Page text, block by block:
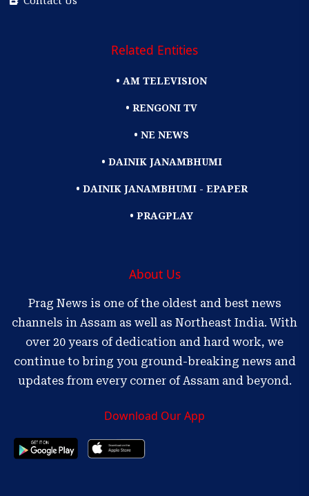
Related Entities
• AM TELEVISION
• RENGONI TV
• NE NEWS
• DAINIK JANAMBHUMI
• DAINIK JANAMBHUMI - EPAPER
• PRAGPLAY
About Us
Prag News is one of the oldest and best news
channels in Assam as well as Northeast India. With
over 20 years of dedication and hard work, we
continue to bring you ground-breaking news and
updates from every corner of Assam and beyond.
Download Our App